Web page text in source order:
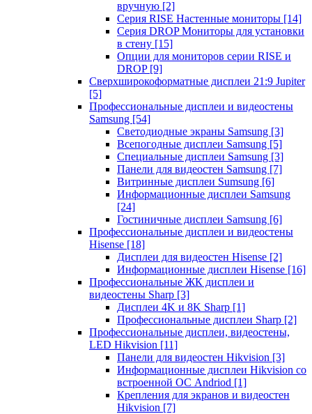
вручную [2]
Серия RISE Настенные мониторы [14]
Серия DROP Мониторы для установки
в стену [15]
Опции для мониторов серии RISE и
DROP [9]
Сверхширокоформатные дисплеи 21:9 Jupiter
[5]
Профессиональные дисплеи и видеостены
Samsung [54]
Светодиодные экраны Samsung [3]
Всепогодные дисплеи Samsung [5]
Специальные дисплеи Samsung [3]
Панели для видеостен Samsung [7]
Витринные дисплеи Sumsung [6]
Информационные дисплеи Samsung
[24]
Гостиничные дисплеи Samsung [6]
Профессиональные дисплеи и видеостены
Hisense [18]
Дисплеи для видеостен Hisense [2]
Информационные дисплеи Hisense [16]
Профессиональные ЖК дисплеи и
видеостены Sharp [3]
Дисплеи 4K и 8K Sharp [1]
Профессиональные дисплеи Sharp [2]
Профессиональные дисплеи, видеостены,
LED Hikvision [11]
Панели для видеостен Hikvision [3]
Информационные дисплеи Hikvision со
встроенной ОС Andriod [1]
Крепления для экранов и видеостен
Hikvision [7]